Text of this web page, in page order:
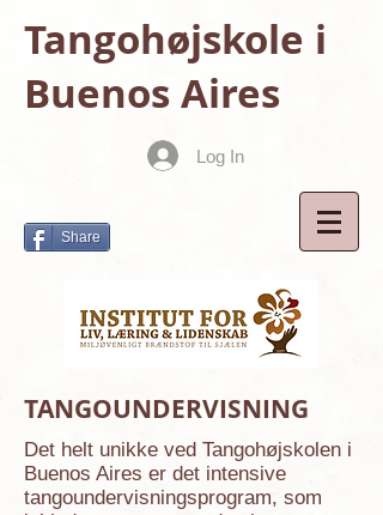
Tangohøjskole i
Buenos Aires
Log In
Share
TANGOUNDERVISNING
Det helt unikke ved Tangohøjskolen i
Buenos Aires er det intensive
tangoundervisningsprogram, som